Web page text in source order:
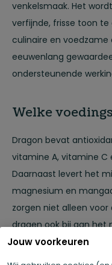
Jouw voorkeuren
venkelsmaak. Het
verfijnde, frisse toon
culinaire en voedzame
eeuwenlang
ondersteunende
Welke
Dragon bevat
vitamine A, vitamine C
Daarnaast levert het
magnesium en
zorgen niet alleen
dragen ook bij aan het